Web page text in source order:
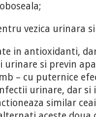
vezica urinara
in antioxidanti,
urinare si previn
– cu puternice
urinare, dar si
similar